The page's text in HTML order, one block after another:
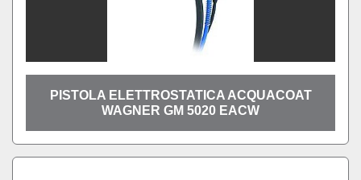
PISTOLA ELETTROSTATICA ACQUACOAT
WAGNER GM 5020 EACW